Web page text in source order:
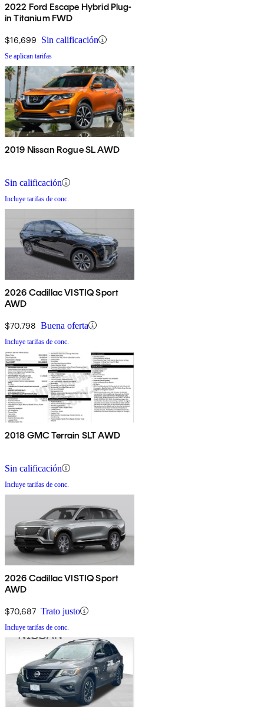
2022 Ford Escape Hybrid Plug-
in Titanium FWD
$16,699 Sin calificación
Se aplican tarifas
2019 Nissan Rogue SL AWD
Sin calificación
Incluye tarifas de conc.
2026 Cadillac VISTIQ Sport
AWD
$70,798 Buena oferta
Incluye tarifas de conc.
2018 GMC Terrain SLT AWD
Sin calificación
Incluye tarifas de conc.
2026 Cadillac VISTIQ Sport
AWD
$70,687 Trato justo
Incluye tarifas de conc.